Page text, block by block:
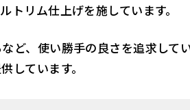
リム仕上げを施しています。
ど、使い勝手の良さを追求して
しています。